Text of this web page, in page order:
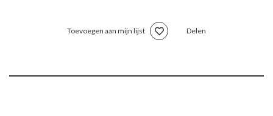
Toevoegen aan mijn lijst Delen